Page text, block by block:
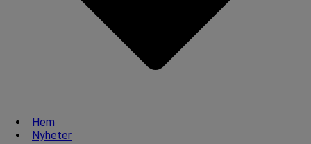
Hem
Nyheter